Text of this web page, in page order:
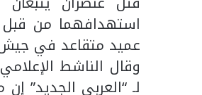
استهدافهما من
عميد متقاعد في
وقال الناشط
لـ “العربي الجديد”